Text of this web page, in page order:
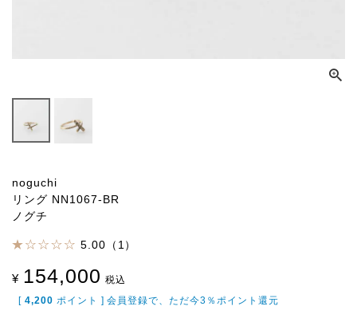
noguchi
リング NN1067-BR
ノグチ
5.00（1）
¥ 154,000 税込
[ 4,200 ポイント ] 会員登録で、ただ今3％ポイント還元